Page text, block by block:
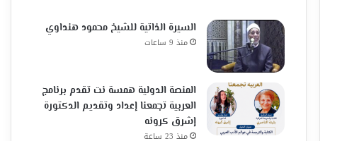
السيرة الذاتية للشيخ محمود هنداوي
منذ 9 ساعات
المنصة الدولية همسة نت تقدم برنامج
العربية تجمعنا إعداد وتقديم الدكتورة
إشرق كرونه
منذ 23 ساعة